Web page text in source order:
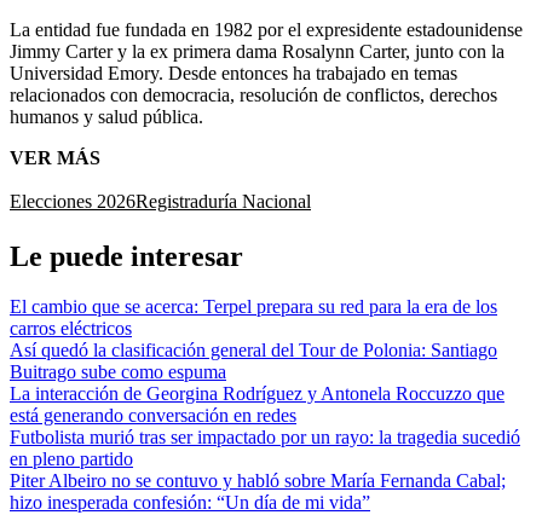
La entidad fue fundada en 1982 por el expresidente estadounidense
Jimmy Carter y la ex primera dama Rosalynn Carter, junto con la
Universidad Emory. Desde entonces ha trabajado en temas
relacionados con democracia, resolución de conflictos, derechos
humanos y salud pública.
VER MÁS
Elecciones 2026Registraduría Nacional
Le puede interesar
El cambio que se acerca: Terpel prepara su red para la era de los
carros eléctricos
Así quedó la clasificación general del Tour de Polonia: Santiago
Buitrago sube como espuma
La interacción de Georgina Rodríguez y Antonela Roccuzzo que
está generando conversación en redes
Futbolista murió tras ser impactado por un rayo: la tragedia sucedió
en pleno partido
Piter Albeiro no se contuvo y habló sobre María Fernanda Cabal;
hizo inesperada confesión: “Un día de mi vida”